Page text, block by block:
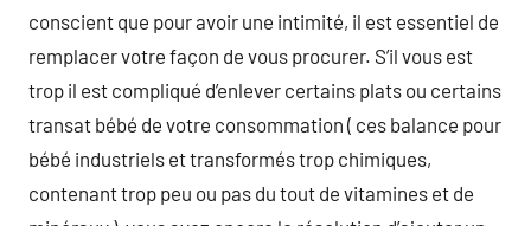
conscient que pour avoir une intimité, il est essentiel de
remplacer votre façon de vous procurer. S’il vous est
trop il est compliqué d’enlever certains plats ou certains
transat bébé de votre consommation ( ces balance pour
bébé industriels et transformés trop chimiques,
contenant trop peu ou pas du tout de vitamines et de